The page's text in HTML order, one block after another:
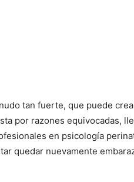
tan fuerte, que puede
por razones equivocadas,
en psicología
quedar nuevamente